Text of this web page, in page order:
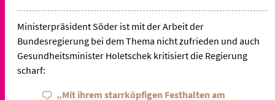
Ministerpräsident Söder ist mit der Arbeit der
Bundesregierung bei dem Thema nicht zufrieden und auch
Gesundheitsminister Holetschek kritisiert die Regierung
scharf:
„Mit ihrem starrköpfigen Festhalten am